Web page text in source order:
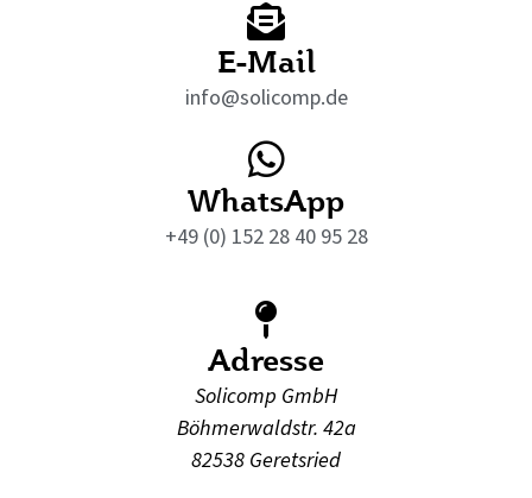
E-Mail
info@solicomp.de
WhatsApp
+49 (0) 152 28 40 95 28
Adresse
Solicomp GmbH
Böhmerwaldstr. 42a
82538 Geretsried